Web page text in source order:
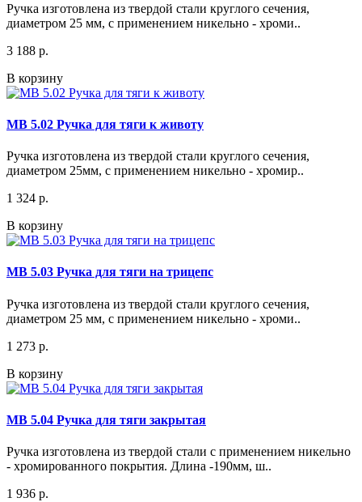
Ручка изготовлена из твердой стали круглого сечения,
диаметром 25 мм, с применением никельно - хроми..
3 188 р.
В корзину
МВ 5.02 Ручка для тяги к животу
Ручка изготовлена из твердой стали круглого сечения,
диаметром 25мм, с применением никельно - хромир..
1 324 р.
В корзину
МВ 5.03 Ручка для тяги на трицепс
Ручка изготовлена из твердой стали круглого сечения,
диаметром 25 мм, с применением никельно - хроми..
1 273 р.
В корзину
МВ 5.04 Ручка для тяги закрытая
Ручка изготовлена из твердой стали с применением никельно
- хромированного покрытия. Длина -190мм, ш..
1 936 р.